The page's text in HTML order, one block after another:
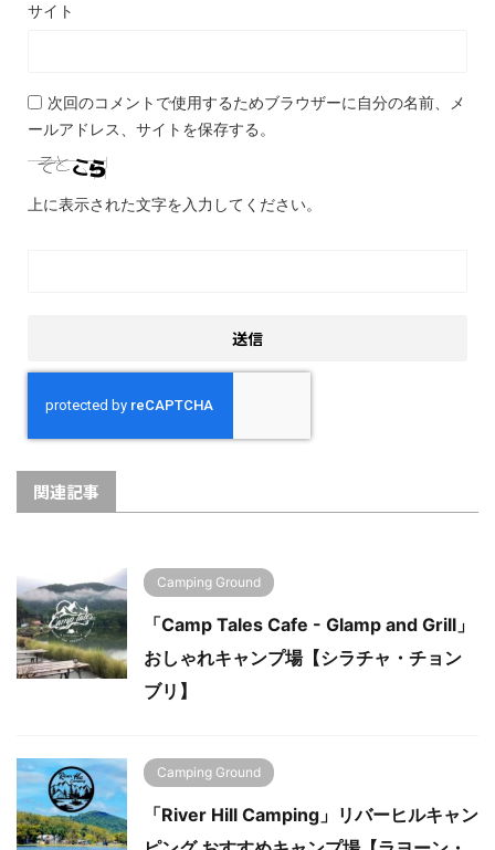
サイト
次回のコメントで使用するためブラウザーに自分の名前、メ
ールアドレス、サイトを保存する。
上に表示された文字を入力してください。
関連記事
Camping Ground
「Camp Tales Cafe - Glamp and Grill」
おしゃれキャンプ場【シラチャ・チョン
ブリ】
Camping Ground
「River Hill Camping」リバーヒルキャン